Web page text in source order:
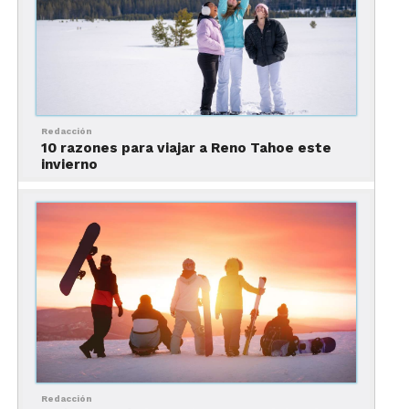
entretenimientos para todas las edades con cenas
y cocteles para disfrutar.
Más información en:Viaje: Las Vegas Fiestas
Patrias MT-42134 (megatravel.com.mx)
Tahoees el hogar de 15 Resorts de esquí de clase
mundial alrededor del lago, lo que lo convierte en
una de las regiones de deportes de invierno más
Redacción
10 razones para viajar a Reno Tahoe este
invierno
Redacción